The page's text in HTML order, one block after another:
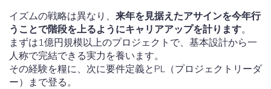
イズムの戦略は異なり、 来年を見据えたアサインを今年行
うことで階段を上るようにキャリアアップを計ります。
まずは1億円規模以上のプロジェクトで、基本設計から一
人称で完結できる実力を養います。
その経験を糧に、次に要件定義とPL（プロジェクトリーダ
ー）まで登る。